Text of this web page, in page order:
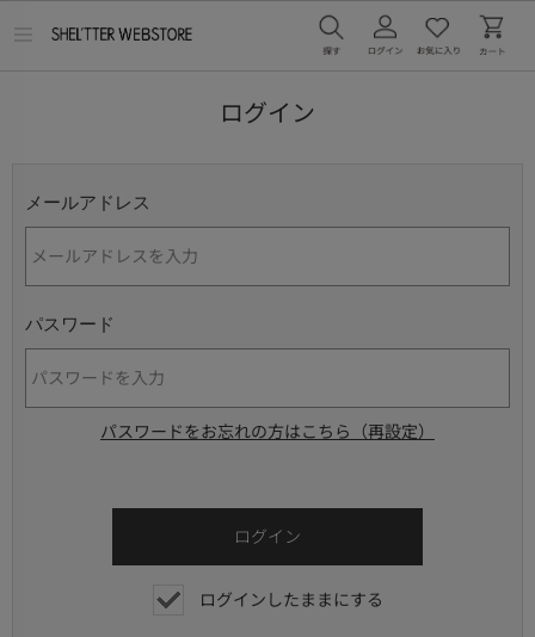
ログイン
メールアドレス
パスワード
パスワードをお忘れの方はこちら（再設定）
ログインしたままにする